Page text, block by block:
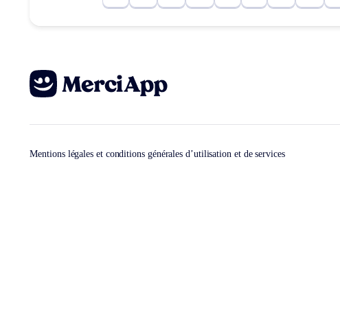
Mentions légales et conditions générales d’utilisation et de services